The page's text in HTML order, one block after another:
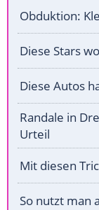
Obduktion:
Diese Stars
Diese Autos
Randale in
Urteil
Mit diesen
So nutzt man